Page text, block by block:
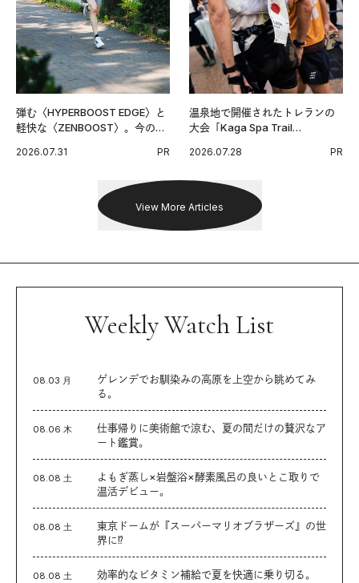
弾む〈HYPERBOOST EDGE〉と
軽快な〈ZENBOOST〉。今の時
出した新機軸。
2026.07.31 PR
温泉地で開催されたトレランの
大会「Kaga Spa Trail
戦を夢見るランナーたちの奮闘
2026.07.28 PR
View More Articles
Weekly Watch List
08.03 月
ゲレンデでお馴染みの高原を上空から眺めてみ
る。
08.06 木
仕事帰りに美術館で涼む、夏の間だけの贅沢なア
ート鑑賞。
08.08 土
よもぎ蒸し×岩盤浴×酵素風呂の良いとこ取りで
温活デビュー。
08.08 土
東京ドームが『スーパーマリオブラザーズ』の世
界に⁉︎
08.08 土 効率的なビタミン補給で夏を快適に乗り切る。